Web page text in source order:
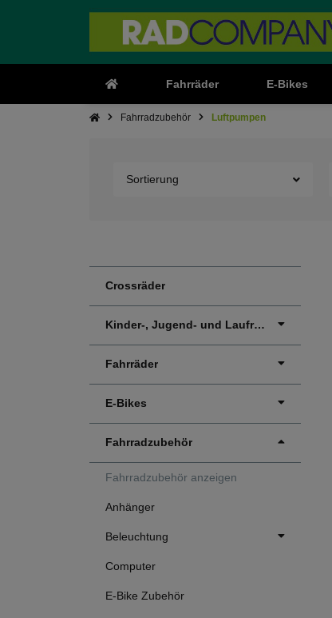
Fahrräder E-Bikes
Fahrradzubehör Luftpumpen
Sortierung
Crossräder
Kinder-, Jugend- und Laufräder
Fahrräder
E-Bikes
Fahrradzubehör
Fahrradzubehör anzeigen
Anhänger
Beleuchtung
Computer
E-Bike Zubehör